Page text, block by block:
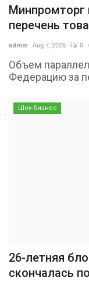
Минпромторг
перечень
admin Aug 7, 2026 0
Объем
Федерацию за
Шоу-бизнес
26-летняя
скончалась